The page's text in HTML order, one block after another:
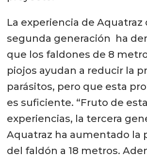
La experiencia de Aquatraz
segunda generación ha
que los faldones de 8
piojos ayudan a reducir la
parásitos, pero que esta
es suficiente. “Fruto de
experiencias, la tercera
Aquatraz ha aumentado la
del faldón a 18 metros.